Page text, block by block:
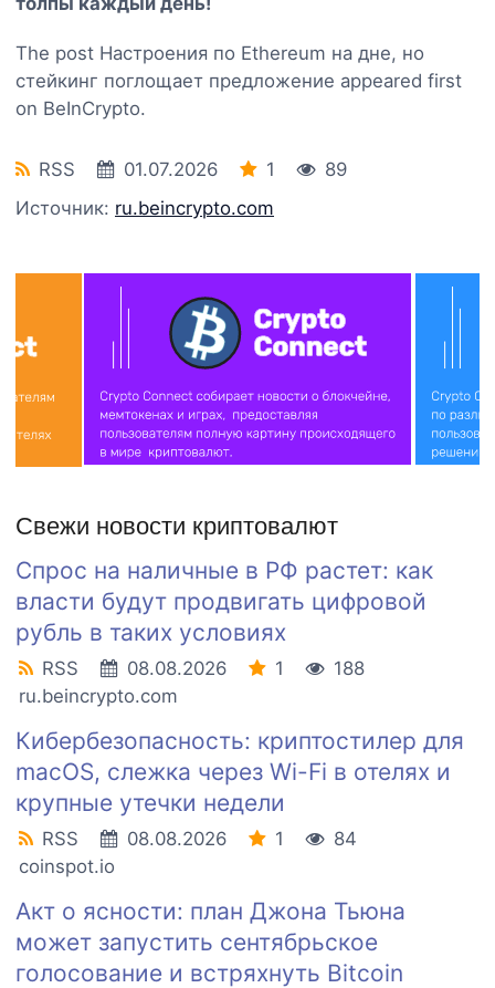
The post Настроения по Ethereum на дне, но
стейкинг поглощает предложение appeared first
on BeInCrypto.
RSS 01.07.2026 1
89
Источник: ru.beincrypto.com
Свежи новости криптовалют
Спрос на наличные в РФ растет: как
власти будут продвигать цифровой
рубль в таких условиях
RSS 08.08.2026 1
188
ru.beincrypto.com
Кибербезопасность: криптостилер для
macOS, слежка через Wi-Fi в отелях и
крупные утечки недели
RSS 08.08.2026 1
84
coinspot.io
Акт о ясности: план Джона Тьюна
может запустить сентябрьское
голосование и встряхнуть Bitcoin